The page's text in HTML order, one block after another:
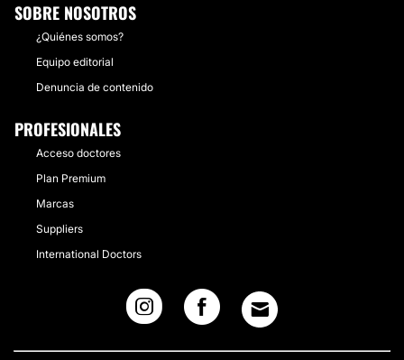
SOBRE NOSOTROS
¿Quiénes somos?
Equipo editorial
Denuncia de contenido
PROFESIONALES
Acceso doctores
Plan Premium
Marcas
Suppliers
International Doctors